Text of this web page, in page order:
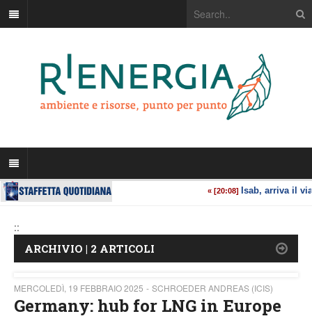
::
ARCHIVIO | 2 ARTICOLI
MERCOLEDÌ, 19 FEBBRAIO 2025 SCHROEDER ANDREAS (ICIS)
Germany: hub for LNG in Europe